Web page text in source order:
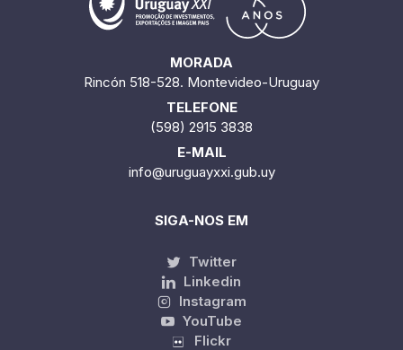
MORADA
Rincón 518-528. Montevideo-Uruguay
TELEFONE
(598) 2915 3838
E-MAIL
info@uruguayxxi.gub.uy
SIGA-NOS EM
Twitter
Linkedin
Instagram
YouTube
Flickr